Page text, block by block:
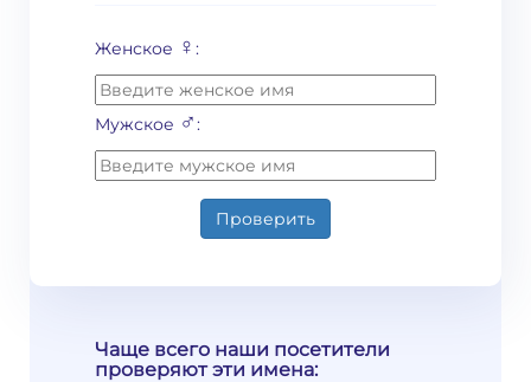
Женское ♀ :
Мужское ♂:
Проверить
Чаще всего наши посетители
проверяют эти имена: